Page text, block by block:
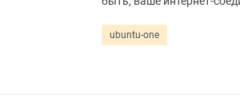
ubuntu-one